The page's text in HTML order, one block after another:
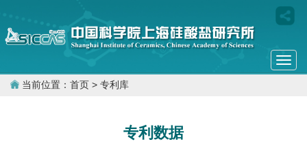
当前位置： 首页 > 专利库
专利数据